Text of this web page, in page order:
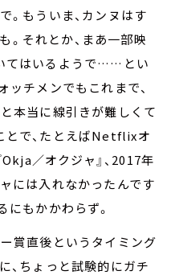
。もういま、カンヌはす
それとか、まあ一部映
てはいるようで……とい
ッチメンでもこれまで、
本当に線引きが難しくて
とで、たとえばNetflixオ
Okja／オクジャ』、2017年
には入れなかったんです
にもかかわらず。
賞直後というタイミング
、ちょっと試験的にガチ